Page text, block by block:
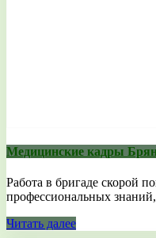
Медицинские кадры
Работа в бригаде скорой
профессиональных
Читать далее